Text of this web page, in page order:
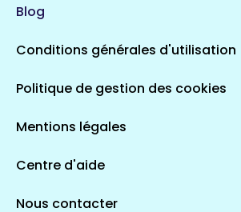
693 espaces de santé
Loir-et-Cher
Blog
Conditions générales d'utilisation
Politique de gestion des cookies
Mentions légales
Centre d'aide
Nous contacter